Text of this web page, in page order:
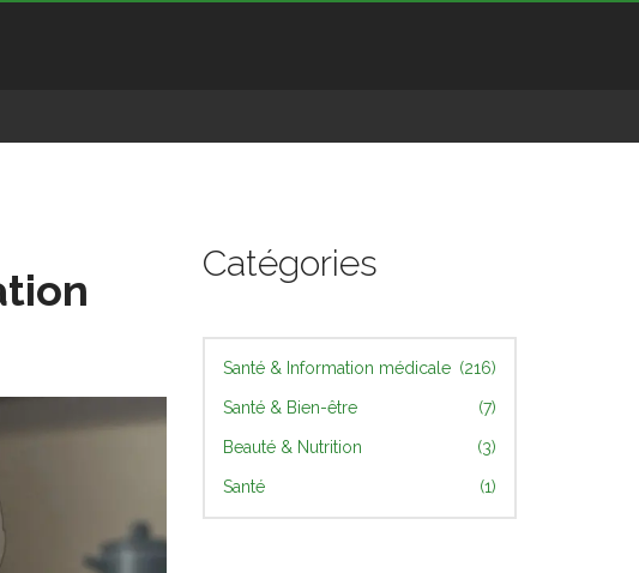
Catégories
Santé & Information médicale (216)
Santé & Bien-être (7)
Beauté & Nutrition (3)
Santé (1)